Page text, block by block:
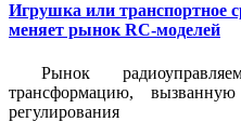
Игрушка или транспортное
меняет рынок RC-моделей
Рынок
трансформацию,
регулирования